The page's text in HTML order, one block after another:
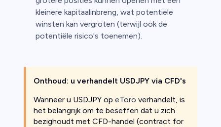
kleinere kapitaalinbreng, wat potentiële
winsten kan vergroten (terwijl ook de
potentiële risico's toenemen).
Onthoud: u verhandelt USDJPY via CFD's
Wanneer u USDJPY op eToro verhandelt, is
het belangrijk om te beseffen dat u zich
bezighoudt met CFD-handel (contract for